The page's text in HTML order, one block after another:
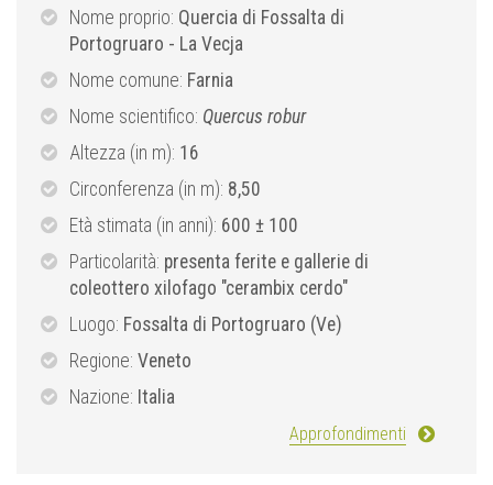
Nome proprio: Quercia di Fossalta di
Portogruaro - La Vecja
Nome comune: Farnia
Nome scientifico: Quercus robur
Altezza (in m): 16
Circonferenza (in m): 8,50
Età stimata (in anni): 600 ± 100
Particolarità: presenta ferite e gallerie di
coleottero xilofago "cerambix cerdo"
Luogo: Fossalta di Portogruaro (Ve)
Regione: Veneto
Nazione: Italia
Approfondimenti